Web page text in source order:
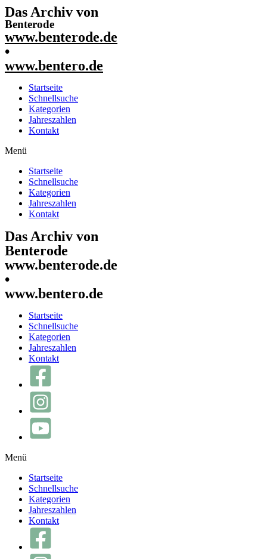
Das Archiv von
Benterode
www.benterode.de
•
www.bentero.de
Startseite
Schnellsuche
Kategorien
Jahreszahlen
Kontakt
Menü
Startseite
Schnellsuche
Kategorien
Jahreszahlen
Kontakt
Das Archiv von
Benterode
www.benterode.de
•
www.bentero.de
Startseite
Schnellsuche
Kategorien
Jahreszahlen
Kontakt
Menü
Startseite
Schnellsuche
Kategorien
Jahreszahlen
Kontakt